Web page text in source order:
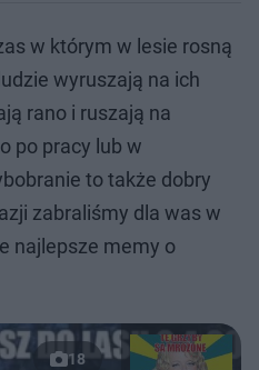
w którym w lesie rosną
wyruszają na ich
rano i ruszają na
po pracy lub w
to także dobry
zabraliśmy dla was w
najlepsze memy o
18